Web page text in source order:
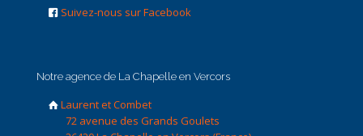
Suivez-nous sur Facebook
Notre agence de La Chapelle en Vercors
Laurent et Combet
72 avenue des Grands Goulets